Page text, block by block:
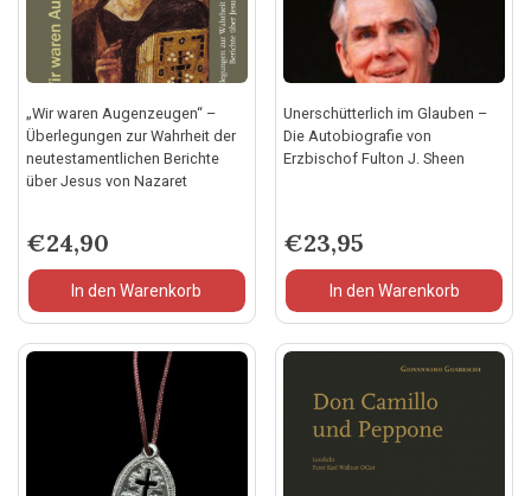
„Wir waren Augenzeugen“ –
Überlegungen zur Wahrheit der
neutestamentlichen Berichte
über Jesus von Nazaret
€24,90
In den Warenkorb
Unerschütterlich im Glauben –
Die Autobiografie von
Erzbischof Fulton J. Sheen
€23,95
In den Warenkorb